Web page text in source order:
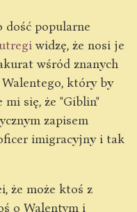
dość popularne
widzę, że nosi je
wśród znanych
Walentego, który by
mi się, że "Giblin"
zapisem
imigracyjny i tak
że może ktoś z
o Walentym i